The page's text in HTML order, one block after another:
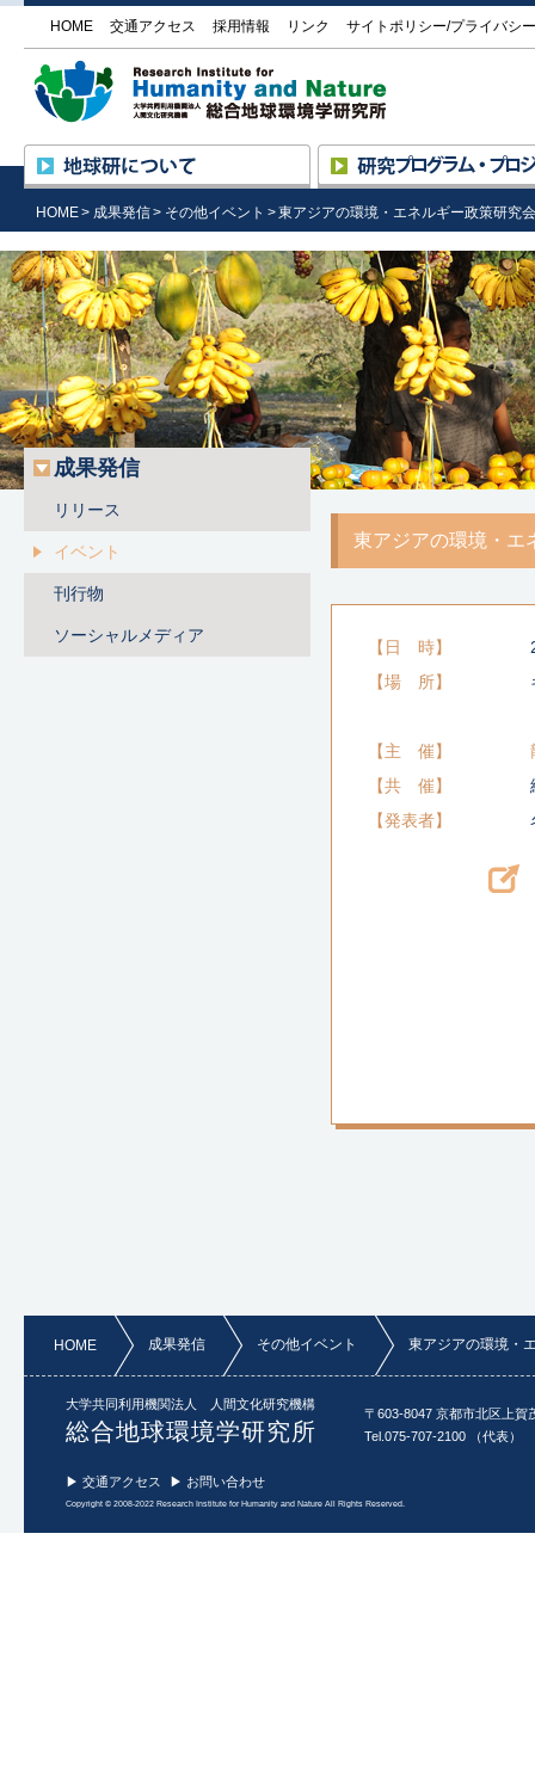
地球研について
設立の趣旨と目的
研究基盤国際センター
（RIHN Center）の活動
外部機関との協力
施設の紹介／研究所見学
情報公開
調達情報
地球研のめざすもの
研究の進め方
プログラム ― プロジェク
評価委員による評価
公募情報
HOME 成果発信 その他イベント 東アジアの環境・エネルギー政策研究
HOME 交通アクセス 採用情報 リンク サイトポリシー/プライバシ
東アジアの環境・エ
日 時
場 所
主 催
共 催
発表者
成果発信
リリース
イベント
刊行物
ソーシャルメディア
HOME 成果発信 その他イベント 東アジアの環境・
大学共同利用機関法人 人間文化研究機構
総合地球環境学研究所
〒603-8047 京都市北区上賀
Tel.075-707-2100 （代表
▶ 交通アクセス ▶ お問い合わせ